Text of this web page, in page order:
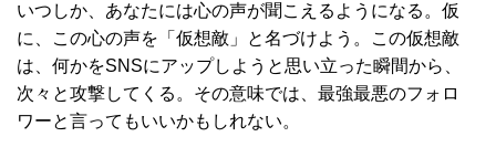
いつしか、あなたには心の声が聞こえるようになる。仮
に、この心の声を「仮想敵」と名づけよう。この仮想敵
は、何かをSNSにアップしようと思い立った瞬間から、
次々と攻撃してくる。その意味では、最強最悪のフォロ
ワーと言ってもいいかもしれない。